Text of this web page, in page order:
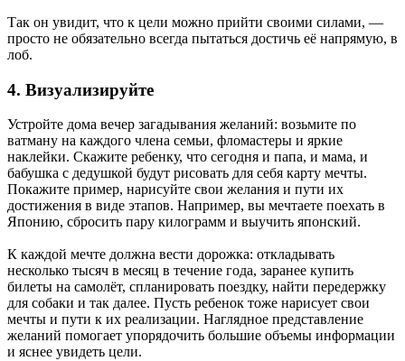
Так он увидит, что к цели можно прийти своими силами, —
просто не обязательно всегда пытаться достичь её напрямую, в
лоб.
4. Визуализируйте
Устройте дома вечер загадывания желаний: возьмите по
ватману на каждого члена семьи, фломастеры и яркие
наклейки. Скажите ребенку, что сегодня и папа, и мама, и
бабушка с дедушкой будут рисовать для себя карту мечты.
Покажите пример, нарисуйте свои желания и пути их
достижения в виде этапов. Например, вы мечтаете поехать в
Японию, сбросить пару килограмм и выучить японский.
К каждой мечте должна вести дорожка: откладывать
несколько тысяч в месяц в течение года, заранее купить
билеты на самолёт, спланировать поездку, найти передержку
для собаки и так далее. Пусть ребенок тоже нарисует свои
мечты и пути к их реализации. Наглядное представление
желаний помогает упорядочить большие объемы информации
и яснее увидеть цели.